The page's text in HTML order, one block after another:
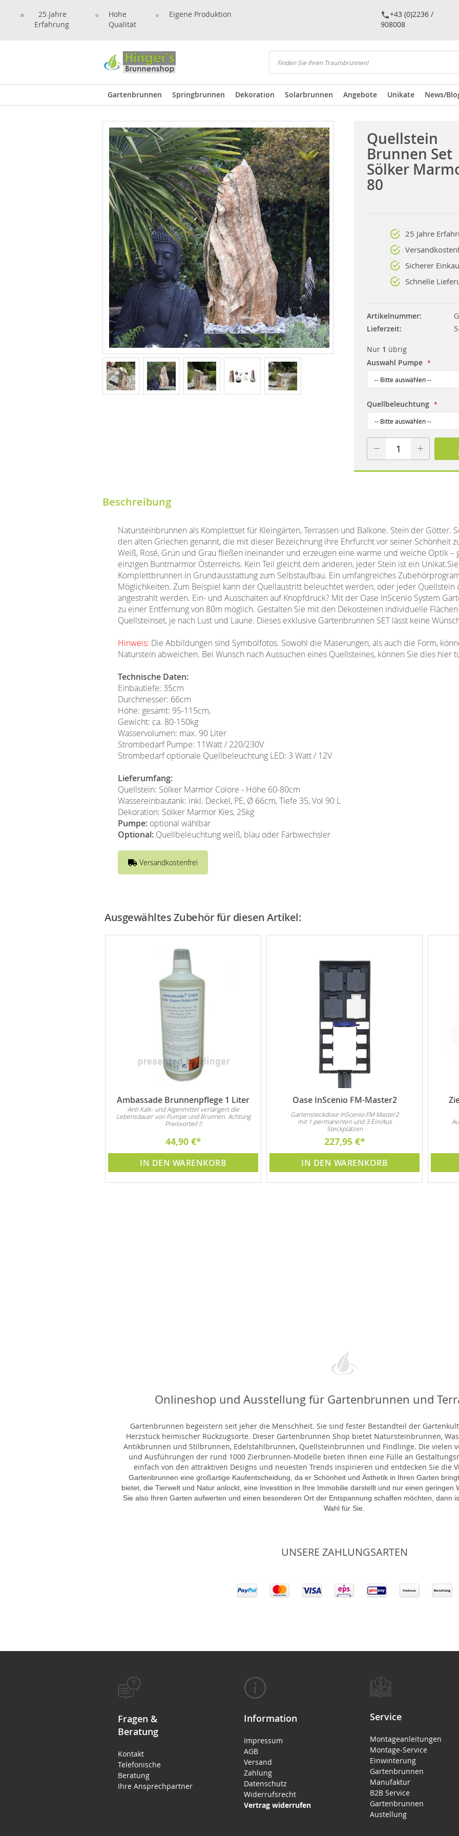
25 Jahre
Erfahrung
Hohe
Qualität
Eigene Produktion
+43 (0)2236 /
908008
Suchen
Gartenbrunnen Springbrunnen Dekoration Solarbrunnen Angebote Unikate News/
Quellstein
Brunnen Set
Sölker
80
25 Jahre
Sicherer
Schnelle
Artikelnummer
Lieferzeit
Nur 1 übrig
Auswahl Pumpe
Quellbeleuchtung
Beschreibung
Natursteinbrunnen als Komplettset für Kleingärten, Terrassen und Balkone. Stein der Götter.
den alten Griechen genannt, die mit dieser Bezeichnung ihre Ehrfurcht vor seiner Schönheit
Weiß, Rosé, Grün und Grau fließen ineinander und erzeugen eine warme und weiche Optik –
einzigen Buntmarmor Österreichs. Kein Teil gleicht dem anderen, jeder Stein ist ein
Komplettbrunnen in Grundausstattung zum Selbstaufbau. Ein umfangreiches
Möglichkeiten. Zum Beispiel kann der Quellaustritt beleuchtet werden, oder jeder Quellstein
angestrahlt werden. Ein- und Ausschalten auf Knopfdruck? Mit der Oase InScenio System
zu einer Entfernung von 80m möglich. Gestalten Sie mit den Dekosteinen individuelle
Quellsteinset, je nach Lust und Laune. Dieses exklusive Gartenbrunnen SET lässt keine
Hinweis: Die Abbildungen sind Symbolfotos. Sowohl die Maserungen, als auch die Form,
Naturstein abweichen. Bei Wunsch nach Aussuchen eines Quellsteines, können Sie dies hier
Technische Daten:
Einbautiefe: 35cm
Durchmesser: 66cm
Höhe: gesamt: 95-115cm,
Gewicht: ca. 80-150kg
Wasservolumen: max. 90 Liter
Strombedarf Pumpe: 11Watt / 220/230V
Strombedarf optionale Quellbeleuchtung LED: 3 Watt / 12V
Lieferumfang:
Quellstein: Sölker Marmor Colore - Höhe 60-80cm
Wassereinbautank: inkl. Deckel, PE, Ø 66cm, Tiefe 35, Vol 90 L
Dekoration: Sölker Marmor Kies, 25kg
Pumpe: optional wählbar
Optional: Quellbeleuchtung weiß, blau oder Farbwechsler
Versandkostenfrei
Ausgewähltes Zubehör für diesen Artikel:
Ambassade Brunnenpflege 1 Liter
Anti Kalk- und Algenmittel verlängert die
Lebensdauer von Pumpe und Brunnen. Achtung
Preisvorteil !!
44,90 €
IN DEN WARENKORB
Oase InScenio FM-Master2
Gartensteckdose InScenio FM-Master2
mit 1 permanenten und 3 Ein/Aus
Steckplätzen
227,95 €
IN DEN WARENKORB
Onlineshop und Ausstellung für Gartenbrunnen und
Gartenbrunnen begeistern seit jeher die Menschheit. Sie sind fester Bestandteil der
Herzstück heimischer Rückzugsorte. Dieser Gartenbrunnen Shop bietet Natursteinbrunnen,
Antikbrunnen und Stilbrunnen, Edelstahlbrunnen, Quellsteinbrunnen und Findlinge. Die vielen
und Ausführungen der rund 1000 Zierbrunnen-Modelle bieten Ihnen eine Fülle an
einfach von den attraktiven Designs und neuesten Trends inspirieren und entdecken Sie die
Gartenbrunnen eine großartige Kaufentscheidung, da er Schönheit und Ästhetik in Ihren Garten
bietet, die Tierwelt und Natur anlockt, eine Investition in Ihre Immobilie darstellt und nur einen geringen
Sie also Ihren Garten aufwerten und einen besonderen Ort der Entspannung schaffen möchten, dann
Wahl für Sie.
UNSERE ZAHLUNGSARTEN
Fragen &
Beratung
Kontakt
Telefonische
Beratung
Ihre Ansprechpartner
Information
Impressum
AGB
Versand
Zahlung
Datenschutz
Widerrufsrecht
Vertrag widerrufen
Service
Montageanleitungen
Montage-Service
Einwinterung
Gartenbrunnen
Manufaktur
B2B Service
Gartenbrunnen
Austellung